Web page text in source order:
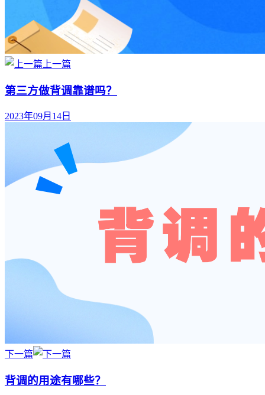
上一篇
第三方做背调靠谱吗？
2023年09月14日
下一篇
背调的用途有哪些？